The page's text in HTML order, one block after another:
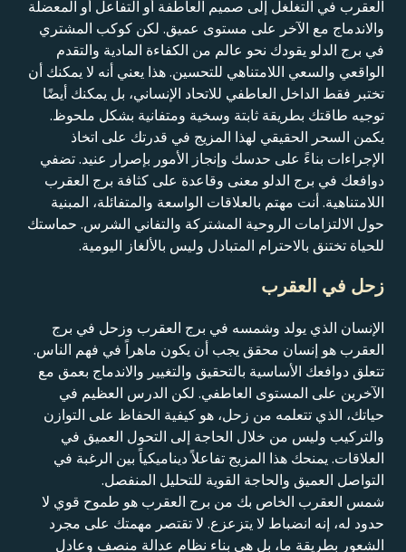
العقرب في التغلغل إلى صميم العاطفة أو التفاعل أو المعضلة
والاندماج مع الآخر على مستوى عميق. لكن كوكب المشتري
في برج الدلو يقودك نحو عالم من الكفاءة المادية والتقدم
الواقعي والسعي اللامتناهي للتحسين. هذا يعني أنه لا يمكنك أن
تختبر فقط الداخل العاطفي للاتحاد الإنساني، بل يمكنك أيضًا
توجيه طاقتك بطريقة ثابتة وسخية ومتفانية بشكل ملحوظ.
يكمن السحر الحقيقي لهذا المزيج في قدرتك على اتخاذ
الإجراءات بناءً على حدسك وإنجاز الأمور بإصرار عنيد. تضفي
دوافعك في برج الدلو معنى وقاعدة على كثافة برج العقرب
اللامتناهية. أنت مهتم بالعلاقات الواسعة والمتفائلة، المبنية
حول الالتزامات الروحية المشتركة والتفاني الشرس. حماستك
للحياة تختنق بالاحترام المتبادل وليس بالألغاز اليومية.
زحل في العقرب
الإنسان الذي يولد وشمسه في برج العقرب وزحل في برج
العقرب هو إنسان محقق يجب أن يكون ماهراً في فهم الناس.
تتعلق دوافعك الأساسية بالتحقيق والتغيير والاندماج بعمق مع
الآخرين على المستوى العاطفي. لكن الدرس العظيم في
حياتك، الذي تتعلمه من زحل، هو كيفية الحفاظ على التوازن
والتركيب وليس من خلال الحاجة إلى التحول العميق في
العلاقات. يمنحك هذا المزيج تفاعلاً ديناميكياً بين الرغبة في
التواصل العميق والحاجة القوية للتحليل المنفصل.
شمس العقرب الخاص بك من برج العقرب هو طموح قوي لا
حدود له، إنه انضباط لا يتزعزع. لا تقتصر مهمتك على مجرد
الشعور بطريقة ما، بل هي بناء نظام عدالة منصف وعادل